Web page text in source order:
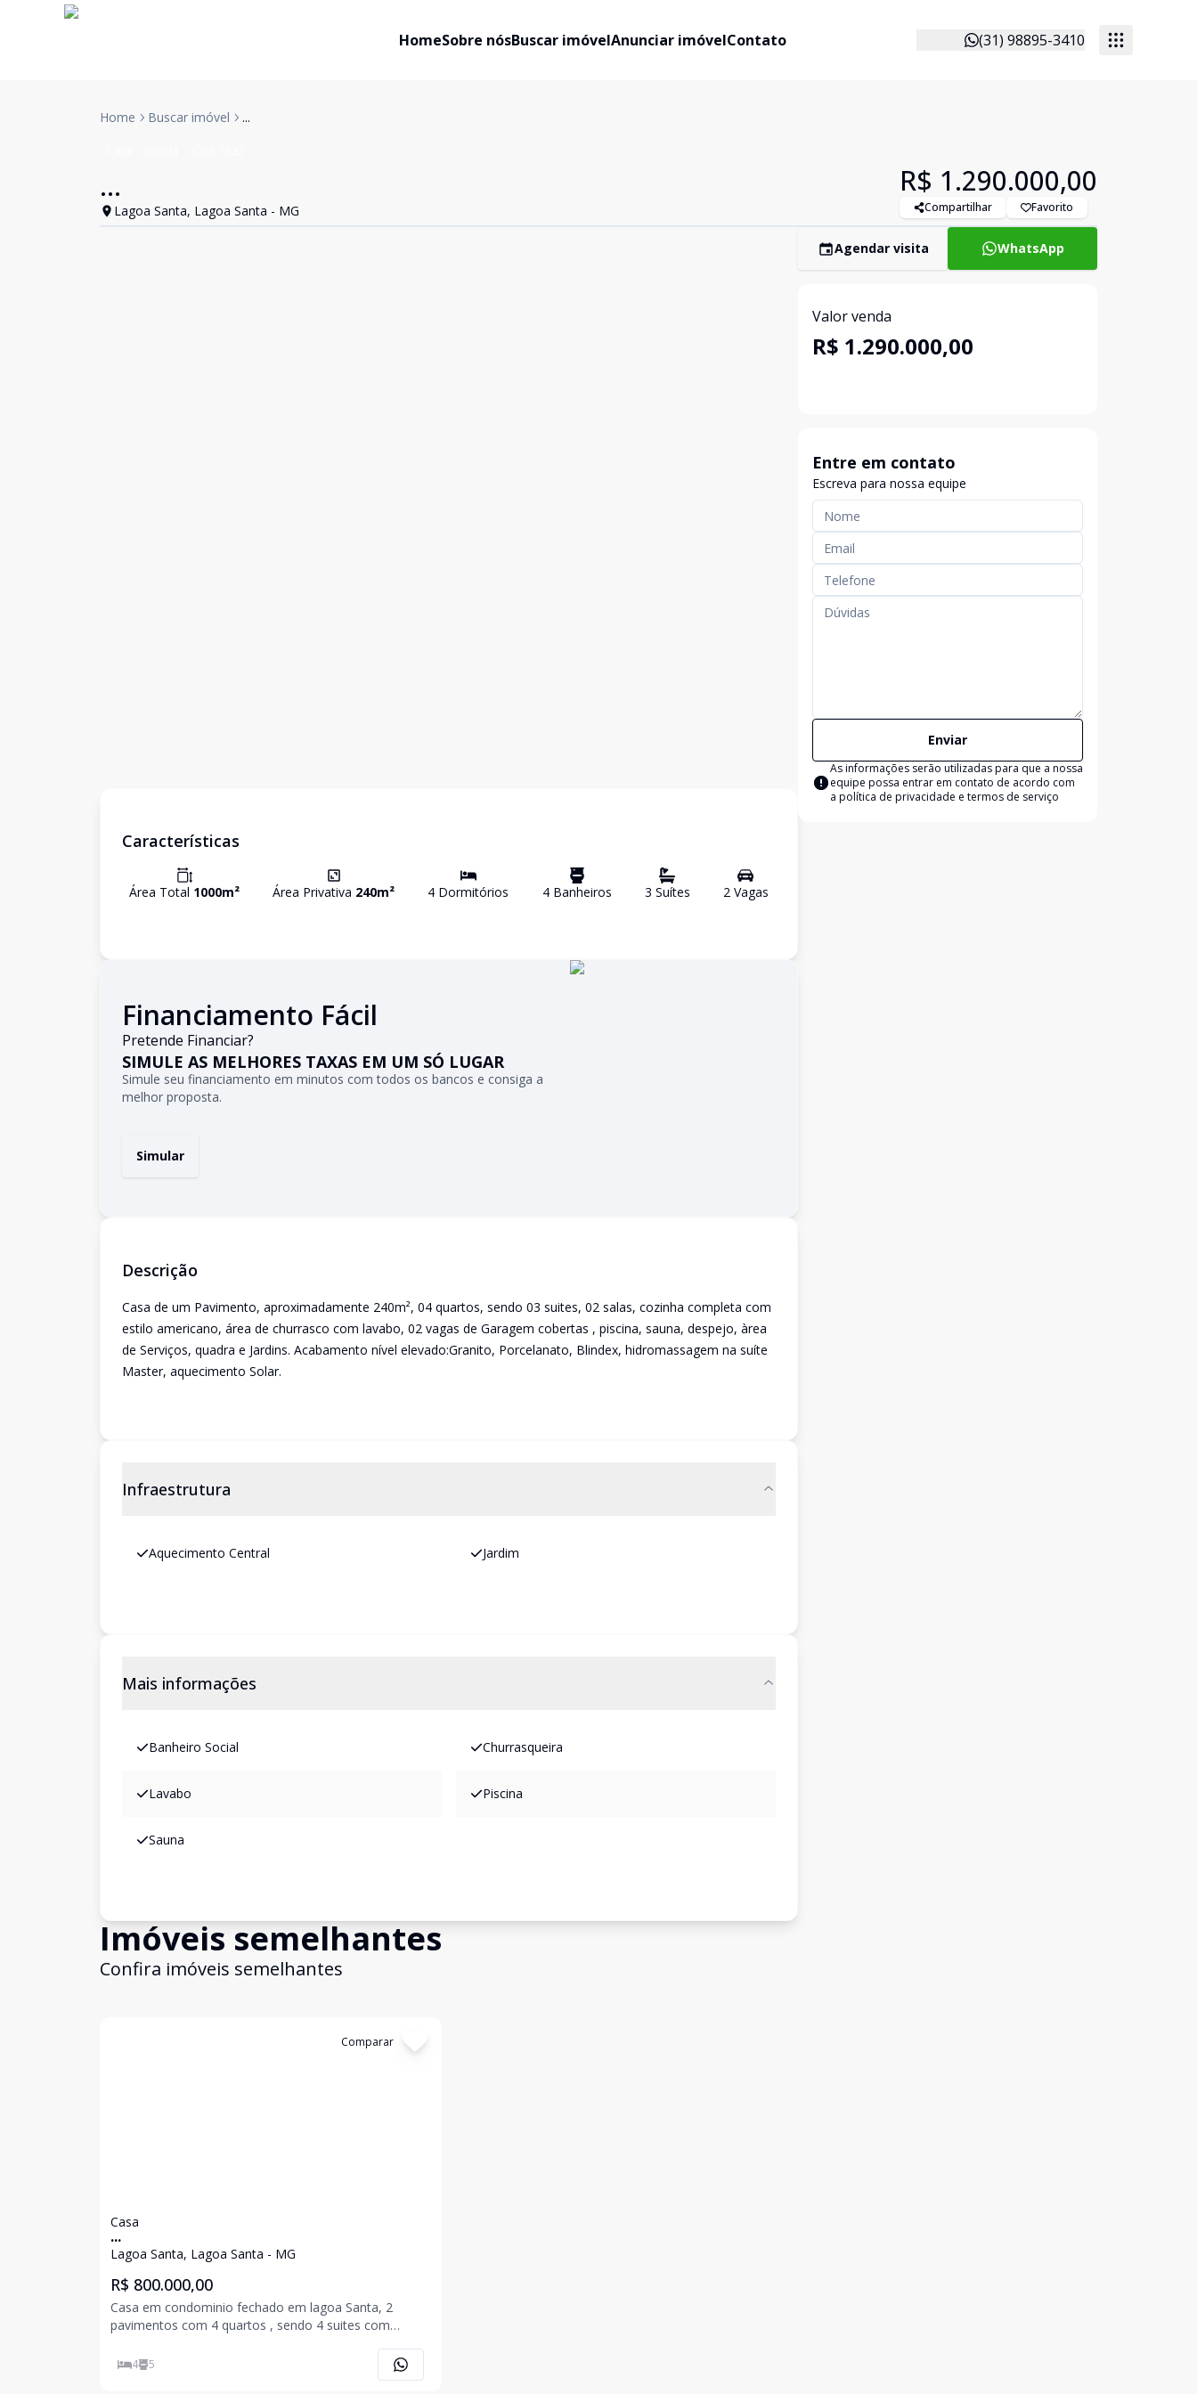
HomeSobre nósBuscar imóvelAnunciar imóvelContato (31) 98895-3410
Home Buscar imóvel ...
...
Lagoa Santa, Lagoa Santa - MG
R$ 1.290.000,00
Compartilhar Favorito
Características
Área Total 1000m² Área Privativa 240m² 4 Dormitórios 4Banheiros 3 Suítes 2Vagas
Financiamento Fácil
Pretende Financiar?
SIMULE AS MELHORES TAXAS EM UM SÓ LUGAR
Simule seu financiamento em minutos com todos os bancos e consiga a
melhor proposta.
Simular
Descrição
Casa de um Pavimento, aproximadamente 240m², 04 quartos, sendo 03 suites, 02 salas, cozinha completa com
estilo americano, área de churrasco com lavabo, 02 vagas de Garagem cobertas , piscina, sauna, despejo, àrea
de Serviços, quadra e Jardins. Acabamento nível elevado:Granito, Porcelanato, Blindex, hidromassagem na suíte
Master, aquecimento Solar.
Infraestrutura
Aquecimento Central Jardim
Mais informações
Banheiro Social Churrasqueira
Lavabo Piscina
Sauna
Imóveis semelhantes
Confira imóveis semelhantes
Comparar
Casa
...
Lagoa Santa, Lagoa Santa - MG
R$ 800.000,00
Casa em condominio fechado em lagoa Santa, 2
pavimentos com 4 quartos , sendo 4 suites com
Porcelanato.
4 5
Agendar visita WhatsApp
Valor venda
R$ 1.290.000,00
Entre em contato
Escreva para nossa equipe
Enviar
As informações serão utilizadas para que a nossa
equipe possa entrar em contato de acordo com
a política de privacidade e termos de serviço